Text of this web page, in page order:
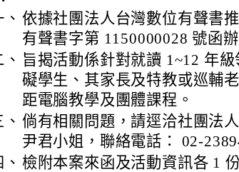
依據社團法人台灣數位有聲書
有聲書字第 1150000028 號函辦
旨揭活動係針對就讀 1~12 年
礙學生、其家長及特教或巡輔
距電腦教學及團體課程。
倘有相關問題，請逕洽社團法
尹君小姐，聯絡電話： 02-
檢附本案來函及活動資訊各 1